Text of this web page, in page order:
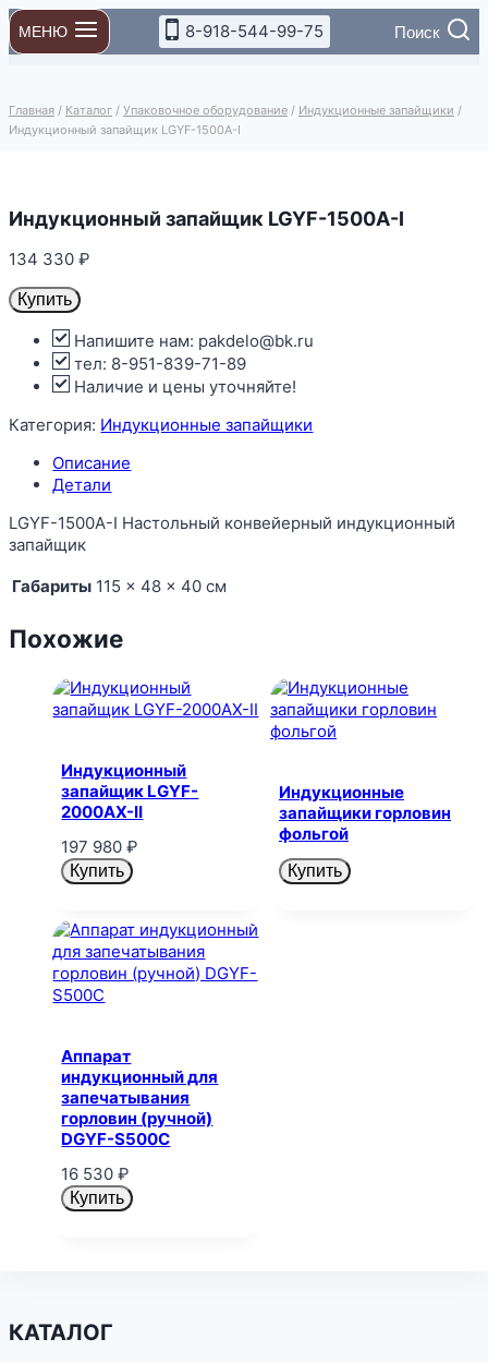
Перейти
к
содержимому
МЕНЮ 8-918-544-99-75 Поиск
Главная / Каталог / Упаковочное оборудование / Индукционные запайщики /
Индукционный запайщик LGYF-1500A-I
Индукционный запайщик LGYF-1500A-I
134 330₽
Купить
Напишите нам: pakdelo@bk.ru
тел: 8-951-839-71-89
Наличие и цены уточняйте!
Категория: Индукционные запайщики
Описание
Детали
LGYF-1500A-I Настольный конвейерный индукционный
запайщик
Габариты 115 × 48 × 40 см
Похожие
Индукционный
запайщик LGYF-
2000AX-II
197 980₽
Купить
Индукционные
запайщики горловин
фольгой
Купить
Аппарат
индукционный для
запечатывания
горловин (ручной)
DGYF-S500C
16 530₽
Купить
КАТАЛОГ